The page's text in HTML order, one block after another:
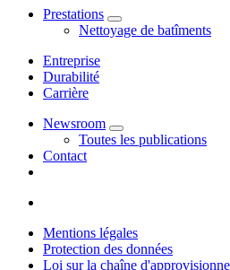
Prestations
Nettoyage de batîments
Entreprise
Durabilité
Carrière
Newsroom
Toutes les publications
Contact
Mentions légales
Protection des données
Loi sur la chaîne